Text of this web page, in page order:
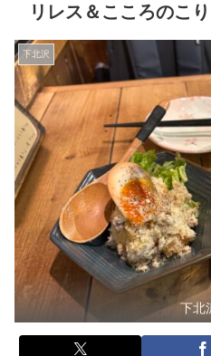
リレス＆こころのこり
下北沢
下北